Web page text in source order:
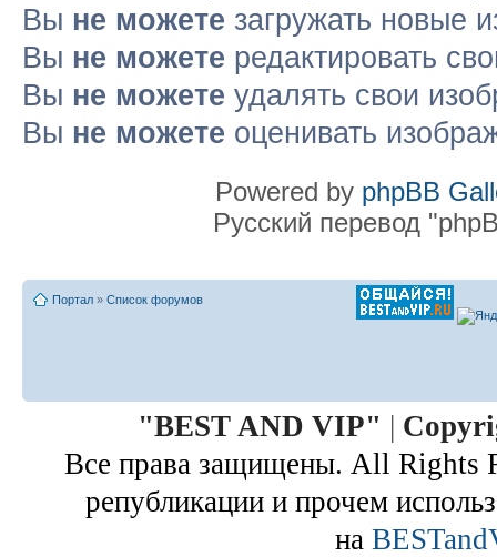
Вы не можете загружать новые
Вы не можете редактировать
Вы не можете удалять свои
Вы не можете оценивать
Powered by phpBB
Русский перевод
Портал » Список форумов
"BEST AND VIP" |
Все права защищены. All Rights
републикации и прочем
на